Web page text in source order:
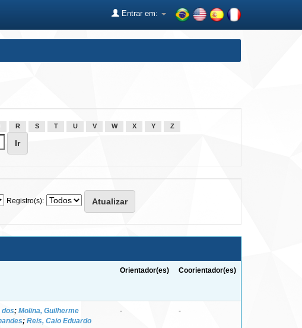
Entrar em:
R S T U V W X Y Z
Registro(s):
Orientador(es) Coorientador(es)
dos; Molina, Guilherme
; Reis, Caio Eduardo
- -